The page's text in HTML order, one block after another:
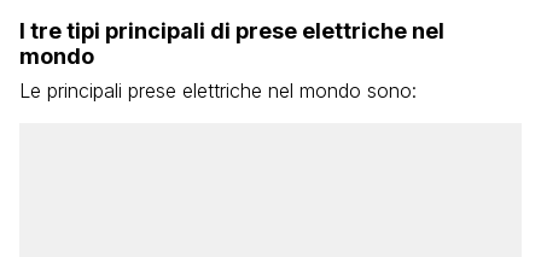
I tre tipi principali di prese elettriche nel
mondo
Le principali prese elettriche nel mondo sono: